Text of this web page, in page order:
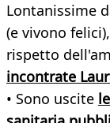
Lontanissime
(e vivono
rispetto
incontrate
• Sono uscite